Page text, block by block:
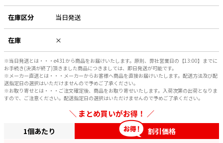
在庫区分 当日発送
在庫 ×
※当日発送とは・・・e431から商品をお届けいたします。原則、弊社営業日の【13:00】までに
お手続き(決済が終了)頂きました商品につきましては、即日発送が可能です。
※メーカー直送とは・・・メーカーからお客様へ商品を直接お届けいたします。配送方法及び配
送指定日の選択はいただけませんので予めご了承ください。
※お取り寄せとは・・・ご注文確定後、商品をお取り寄せいたします。入荷次第の出荷となりま
すので、ご注意ください。配送指定日の選択はいただけませんので予めご了承ください。
まとめ買いがお得！
1個あたり 割引価格